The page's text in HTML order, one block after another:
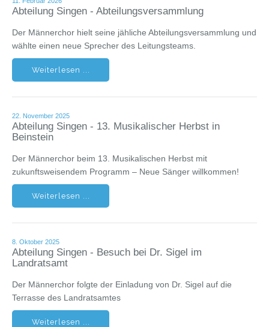
Abteilung Singen - Abteilungsversammlung
Der Männerchor hielt seine jähliche Abteilungsversammlung und
wählte einen neue Sprecher des Leitungsteams.
Weiterlesen ...
22. November 2025
Abteilung Singen - 13. Musikalischer Herbst in
Beinstein
Der Männerchor beim 13. Musikalischen Herbst mit
zukunftsweisendem Programm – Neue Sänger willkommen!
Weiterlesen ...
8. Oktober 2025
Abteilung Singen - Besuch bei Dr. Sigel im
Landratsamt
Der Männerchor folgte der Einladung von Dr. Sigel auf die
Terrasse des Landratsamtes
Weiterlesen ...